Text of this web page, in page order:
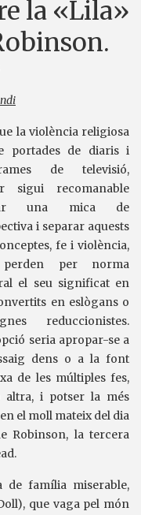
la «Lila»
la violència religiosa
portades de diaris i
de televisió,
sigui recomanable
una mica de
i separar aquests
fe i violència,
per norma
el seu significat en
en eslògans o
reduccionistes.
seria apropar-se a
dens o a la font
de les múltiples fes,
altra, i potser la més
el moll mateix del dia
Robinson, la tercera
de família miserable,
que vaga pel món